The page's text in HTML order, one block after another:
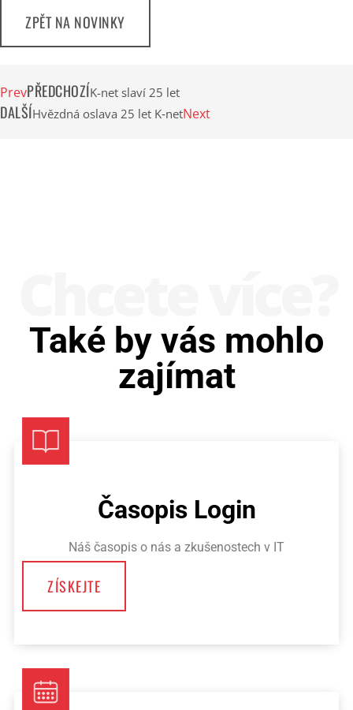
ZPĚT NA NOVINKY
PrevPŘEDCHOZÍK-net slaví 25 let
DALŠÍHvězdná oslava 25 let K‑netNext
Také by vás mohlo
zajímat
Časopis Login
Náš časopis o nás a zkušenostech v IT
ZÍSKEJTE